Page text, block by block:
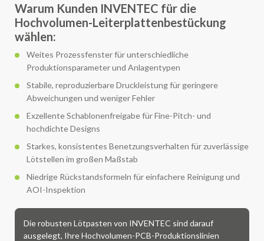
Warum Kunden INVENTEC für die
Hochvolumen-Leiterplattenbestückung
wählen:
Weites Prozessfenster für unterschiedliche
Produktionsparameter und Anlagentypen
Stabile, reproduzierbare Druckleistung für geringere
Abweichungen und weniger Fehler
Exzellente Schablonenfreigabe für Fine-Pitch- und
hochdichte Designs
Starkes, konsistentes Benetzungsverhalten für zuverlässige
Lötstellen im großen Maßstab
Niedrige Rückstandsformeln für einfachere Reinigung und
AOI-Inspektion
Die robusten Lötpasten von INVENTEC sind darauf
ausgelegt, Ihre Hochvolumen-PCB-Produktionslinien